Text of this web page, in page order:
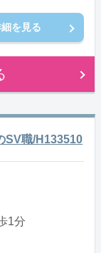
を見る
SV職/H133510
1分